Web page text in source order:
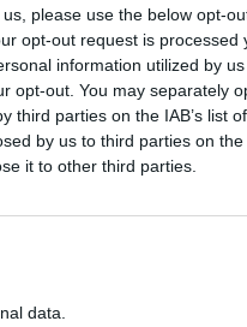
please use the below opt-
opt-out request is processed
information utilized by
opt-out. You may separately
third parties on the IAB’s list
by us to third parties on the
it to other third parties.
data.